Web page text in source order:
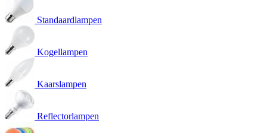
Standaardlampen
Kogellampen
Kaarslampen
Reflectorlampen